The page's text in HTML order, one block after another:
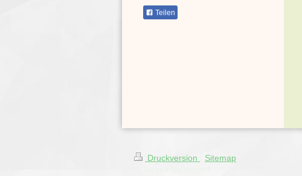
Teilen
Druckversion
Sitemap